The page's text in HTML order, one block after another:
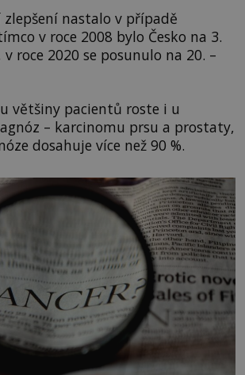
zlepšení nastalo v případě
v roce 2008 bylo Česko na 3.
roce 2020 se posunulo na 20. –
většiny pacientů roste i u
– karcinomu prsu a prostaty,
dosahuje více než 90 %.